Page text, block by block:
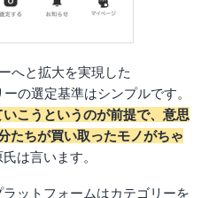
へと拡大を実現した
の選定基準はシンプルです。
いこうというのが前提で、意思
たちが買い取ったモノがちゃ
は言います。
ットフォームはカテゴリーを